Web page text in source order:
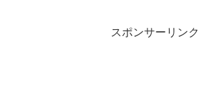
スポンサーリンク